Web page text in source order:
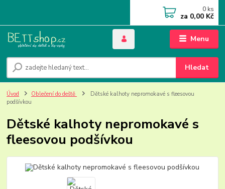
Menu
Hledat
0 ks
za 0,00 Kč
Úvod Oblečení do deště
Dětské kalhoty nepromokavé s fleesovou
podšívkou
Dětské kalhoty nepromokavé s
fleesovou podšívkou